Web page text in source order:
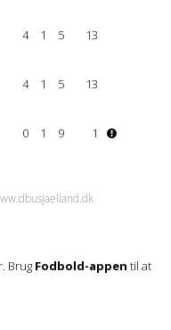
4 1 5 13
4 1 5 13
0 1 9 1
Brug Fodbold-appen til at